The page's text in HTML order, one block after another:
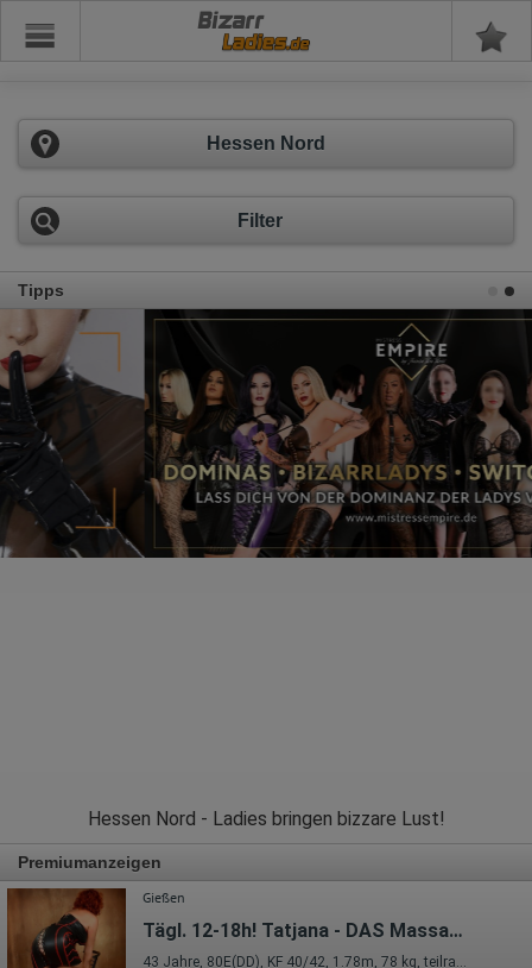
Bizarr
Hessen Nord
Filter
Tipps
Hessen Nord - Ladies bringen bizzare Lust!
Premiumanzeigen
Gießen
Tägl. 12-18h! Tatjana - DAS Massageparadies!